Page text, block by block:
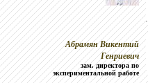
Абрамян Викентий
Генриевич
зам. директора по
экспериментальной работе